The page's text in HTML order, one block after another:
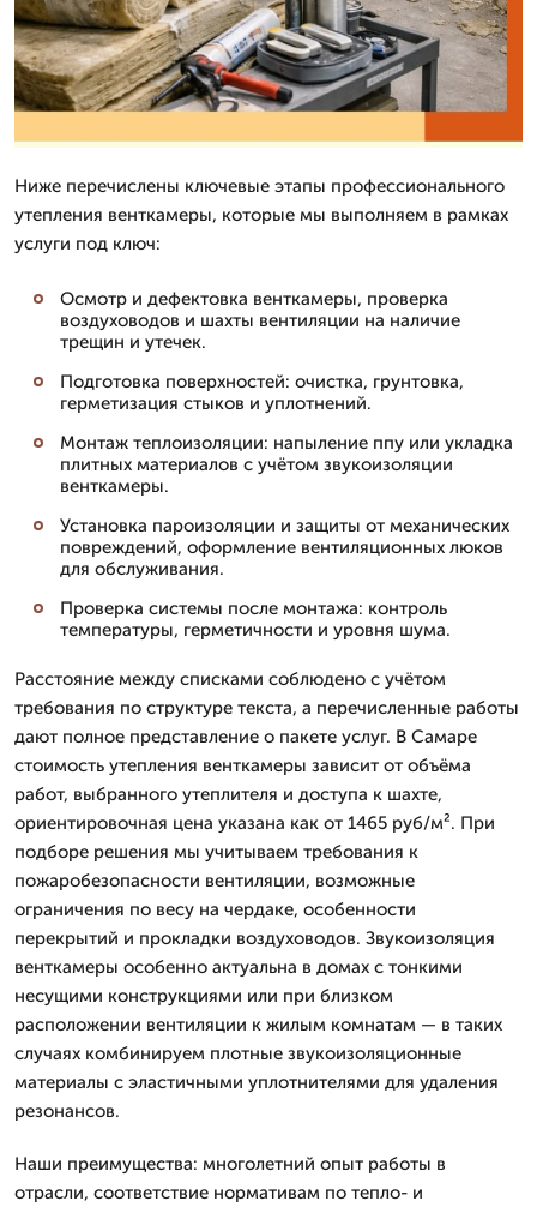
Ниже перечислены ключевые этапы профессионального
утепления венткамеры, которые мы выполняем в рамках
услуги под ключ:
Осмотр и дефектовка венткамеры, проверка
воздуховодов и шахты вентиляции на наличие
трещин и утечек.
Подготовка поверхностей: очистка, грунтовка,
герметизация стыков и уплотнений.
Монтаж теплоизоляции: напыление ппу или укладка
плитных материалов с учётом звукоизоляции
венткамеры.
Установка пароизоляции и защиты от механических
повреждений, оформление вентиляционных люков
для обслуживания.
Проверка системы после монтажа: контроль
температуры, герметичности и уровня шума.
Расстояние между списками соблюдено с учётом
требования по структуре текста, а перечисленные работы
дают полное представление о пакете услуг. В Самаре
стоимость утепления венткамеры зависит от объёма
работ, выбранного утеплителя и доступа к шахте,
ориентировочная цена указана как от 1465 руб/м². При
подборе решения мы учитываем требования к
пожаробезопасности вентиляции, возможные
ограничения по весу на чердаке, особенности
перекрытий и прокладки воздуховодов. Звукоизоляция
венткамеры особенно актуальна в домах с тонкими
несущими конструкциями или при близком
расположении вентиляции к жилым комнатам — в таких
случаях комбинируем плотные звукоизоляционные
материалы с эластичными уплотнителями для удаления
резонансов.
Наши преимущества: многолетний опыт работы в
отрасли, соответствие нормативам по тепло- и